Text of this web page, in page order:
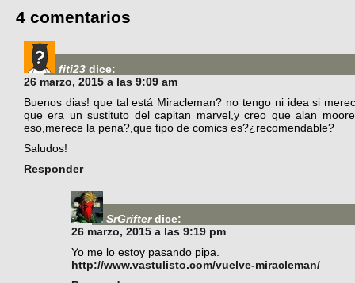
4 comentarios
fiti23 dice:
26 marzo, 2015 a las 9:09 am
Buenos dias! que tal está Miracleman? no tengo ni idea si
que era un sustituto del capitan marvel,y creo que alan
eso,merece la pena?,que tipo de comics es?¿recomendable?
Saludos!
Responder
SrGrifter dice:
26 marzo, 2015 a las 9:19 pm
Yo me lo estoy pasando pipa.
http://www.vastulisto.com/vuelve-miracleman/